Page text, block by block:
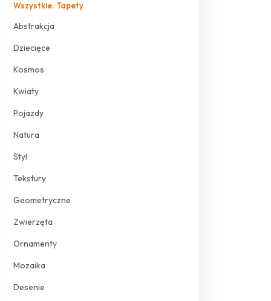
Wszystkie: Tapety
Abstrakcja
Dziecięce
Kosmos
Kwiaty
Pojazdy
Natura
Styl
Tekstury
Geometryczne
Zwierzęta
Ornamenty
Mozaika
Desenie